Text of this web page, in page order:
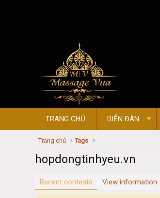
TRANG CHỦ DIỄN ĐÀN
Trang chủ Tags
hopdongtinhyeu.vn
Recent contents View information